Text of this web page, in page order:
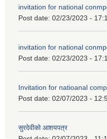
invitation for national
Post date: 02/23/2023 -
invitation for national
Post date: 02/23/2023 -
Invitation for natioanal
Post date: 02/07/2023 -
सुरदेवीको आशयपत्र